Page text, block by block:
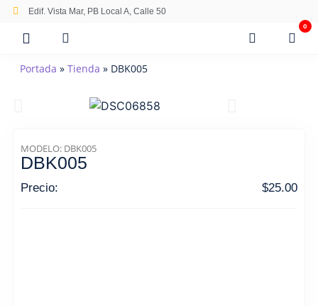
Edif. Vista Mar, PB Local A, Calle 50
0
Portada » Tienda » DBK005
MODELO: DBK005
DBK005
Precio: $25.00